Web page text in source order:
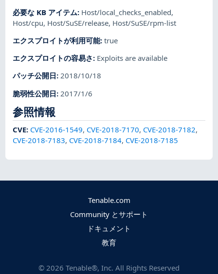
必要な KB アイテム: Host/local_checks_enabled,
Host/cpu, Host/SuSE/release, Host/SuSE/rpm-list
エクスプロイトが利用可能:true
エクスプロイトの容易さ: Exploits are available
パッチ公開日:2018/10/18
脆弱性公開日: 2017/1/6
参照情報
CVE: CVE-2016-1549, CVE-2018-7170, CVE-2018-7182,
CVE-2018-7183, CVE-2018-7184, CVE-2018-7185
Tenable.com
Community とサポート
ドキュメント
教育
© 2026 Tenable®, Inc. All Rights Reserved